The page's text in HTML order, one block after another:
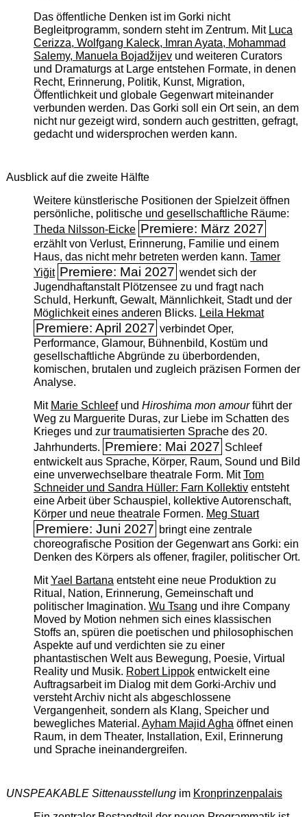
Das öffentliche Denken ist im Gorki nicht
Begleitprogramm, sondern steht im Zentrum. Mit Luca
Cerizza, Wolfgang Kaleck, Imran Ayata, Mohammad
Salemy, Manuela Bojadžijevund weiteren Curators
und Dramaturgs at Large entstehen Formate, in denen
Recht, Erinnerung, Politik, Kunst, Migration,
Öffentlichkeit und globale Gegenwart miteinander
verbunden werden. Das Gorki soll ein Ort sein, an dem
nicht nur gezeigt wird, sondern auch gestritten, gefragt,
gedacht und widersprochen werden kann.
Ausblick auf die zweite Hälfte
Weitere künstlerische Positionen der Spielzeit öffnen
persönliche, politische und gesellschaftliche Räume:
Theda Nilsson-Eicke Premiere: März 2027
erzählt von Verlust, Erinnerung, Familie und einem
Haus, das nicht mehr betreten werden kann. Tamer
Yiğit Premiere: Mai 2027 wendet sich der
Jugendhaftanstalt Plötzensee zu und fragt nach
Schuld, Herkunft, Gewalt, Männlichkeit, Stadt und der
Möglichkeit eines anderen Blicks. Leila Hekmat
Premiere: April 2027 verbindet Oper,
Performance, Glamour, Bühnenbild, Kostüm und
gesellschaftliche Abgründe zu überbordenden,
komischen, brutalen und zugleich präzisen Formen der
Analyse.
Mit Marie Schleefund Hiroshima mon amourführt der
Weg zu Marguerite Duras, zur Liebe im Schatten des
Krieges und zur traumatisierten Sprache des 20.
Jahrhunderts. Premiere: Mai 2027 Schleef
entwickelt aus Sprache, Körper, Raum, Sound und Bild
eine unverwechselbare theatrale Form. MitTom
Schneider und Sandra Hüller: Farn Kollektiventsteht
eine Arbeit über Schauspiel, kollektive Autorenschaft,
Körper und neue theatrale Formen. Meg Stuart
Premiere: Juni 2027 bringt eine zentrale
choreografische Position der Gegenwart ans Gorki: ein
Denken des Körpers als offener, fragiler, politischer Ort.
MitYael Bartanaentsteht eine neue Produktion zu
Ritual, Nation, Erinnerung, Gemeinschaft und
politischer Imagination. Wu Tsang und ihre Company
Moved by Motion nehmen sich eines klassischen
Stoffs an, spüren die poetischen und philosophischen
Aspekte auf und verdichten sie zu einer
phantastischen Welt aus Bewegung, Poesie, Virtual
Reality und Musik. Robert Lippokentwickelt eine
Auftragsarbeit im Dialog mit dem Gorki-Archiv und
versteht Archiv nicht als abgeschlossene
Vergangenheit, sondern als Klang, Speicher und
bewegliches Material. Ayham Majid Aghaöffnet einen
Raum, in dem Theater, Installation, Exil, Erinnerung
und Sprache ineinandergreifen.
UNSPEAKABLE Sittenausstellungim Kronprinzenpalais